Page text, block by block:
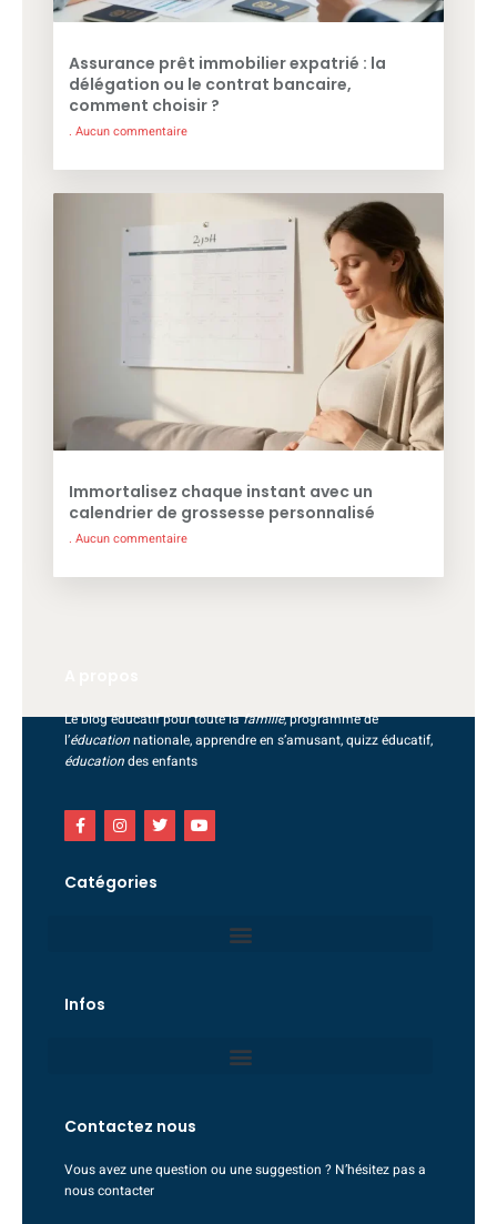
Assurance prêt immobilier expatrié : la
délégation ou le contrat bancaire,
comment choisir ?
Aucun commentaire
Immortalisez chaque instant avec un
calendrier de grossesse personnalisé
Aucun commentaire
Le blog éducatif pour toute lafamille, programme de
l’éducationnationale, apprendre en s’amusant, quizz éducatif,
éducationdes enfants
Catégories
Infos
Contactez nous
Vous avez une question ou une suggestion ? N’hésitez pas a
nous contacter